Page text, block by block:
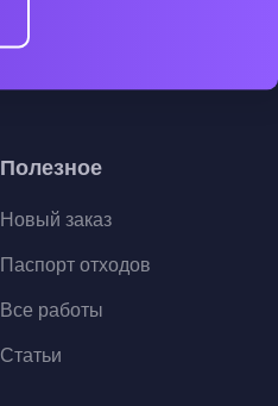
Полезное
Новый заказ
Паспорт отходов
Все работы
Статьи